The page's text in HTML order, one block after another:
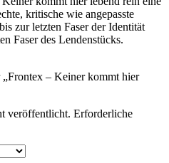
kritische wie angepasste
zur letzten Faser der Identität
Faser des Lendenstücks.
„Frontex – Keiner kommt hier
veröffentlicht. Erforderliche